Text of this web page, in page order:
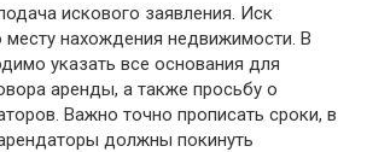
искового заявления. Иск
месту нахождения недвижимости. В
указать все основания для
аренды, а также просьбу о
Важно точно прописать сроки, в
должны покинуть